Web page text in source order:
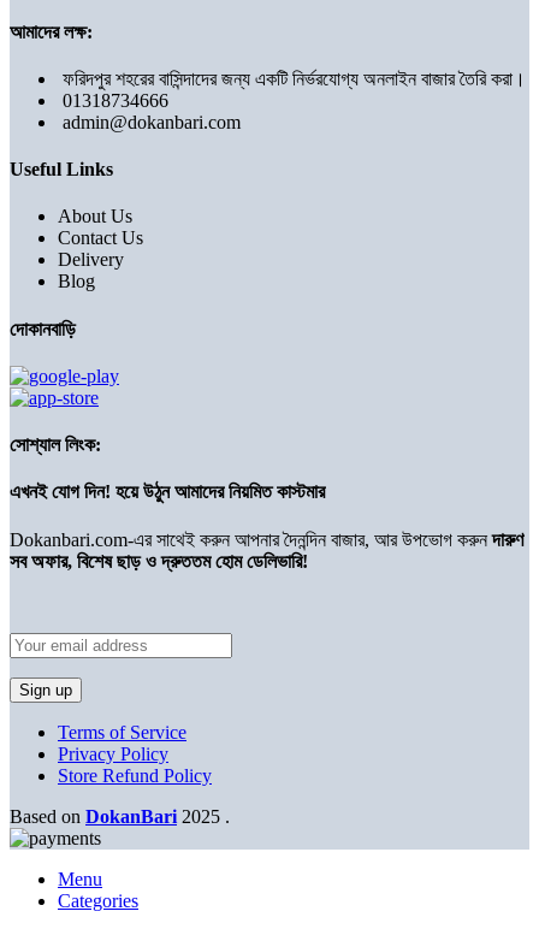
আমাদের লক্ষ:
ফরিদপুর শহরের বাসিন্দাদের জন্য একটি নির্ভরযোগ্য অনলাইন বাজার তৈরি করা।
01318734666
admin@dokanbari.com
Useful Links
About Us
Contact Us
Delivery
Blog
দোকানবাড়ি
সোশ্যাল লিংক:
এখনই যোগ দিন! হয়ে উঠুন আমাদের নিয়মিত কাস্টমার
Dokanbari.com-এর সাথেই করুন আপনার দৈনন্দিন বাজার, আর উপভোগ করুনদারুণ
সব অফার, বিশেষ ছাড় ও দ্রুততম হোম ডেলিভারি!
Terms of Service
Privacy Policy
Store Refund Policy
Based on DokanBari 2025 .
Menu
Categories